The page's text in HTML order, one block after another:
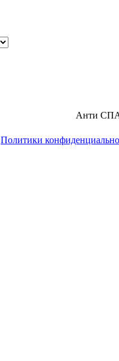
Анти
Политики